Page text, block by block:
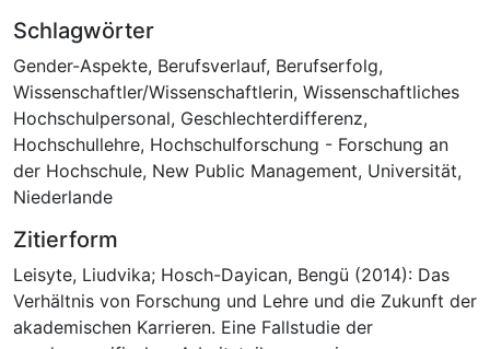
Schlagwörter
Gender-Aspekte, Berufsverlauf, Berufserfolg,
Wissenschaftler/Wissenschaftlerin, Wissenschaftliches
Hochschulpersonal, Geschlechterdifferenz,
Hochschullehre, Hochschulforschung - Forschung an
der Hochschule, New Public Management, Universität,
Niederlande
Zitierform
Leisyte, Liudvika; Hosch-Dayican, Bengü (2014): Das
Verhältnis von Forschung und Lehre und die Zukunft der
akademischen Karrieren. Eine Fallstudie der